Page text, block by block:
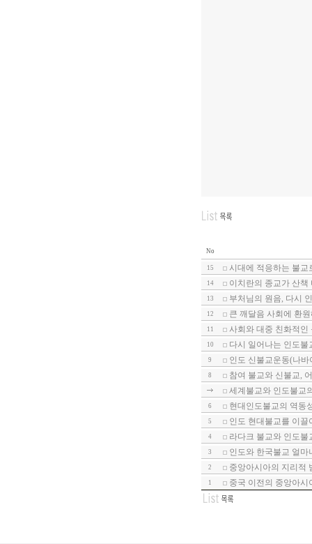
No
15 시대에 적응하는 불교
14 이치란의 종교가 산책
13 부처님의 원음, 다시
12 큰 깨달음 사회에 환
11 사회와 대중 친화적인
10 다시 일어나는 인도불
9 인도 신불교운동(나바
8
참여 불교와 신불교,
세계불교와 인도불교
6 현대인도불교의 역동
5 인도 현대불교를 이끌
4 라다크 불교와 인도불
3 인도와 한국불교 얼마
2 중앙아시아의 지리적
1 중국 이전의 중앙아시